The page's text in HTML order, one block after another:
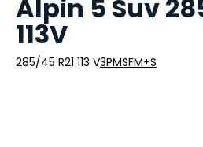
Alpin 5 Suv
113V
285/45 R21 113 V3PMSFM+S